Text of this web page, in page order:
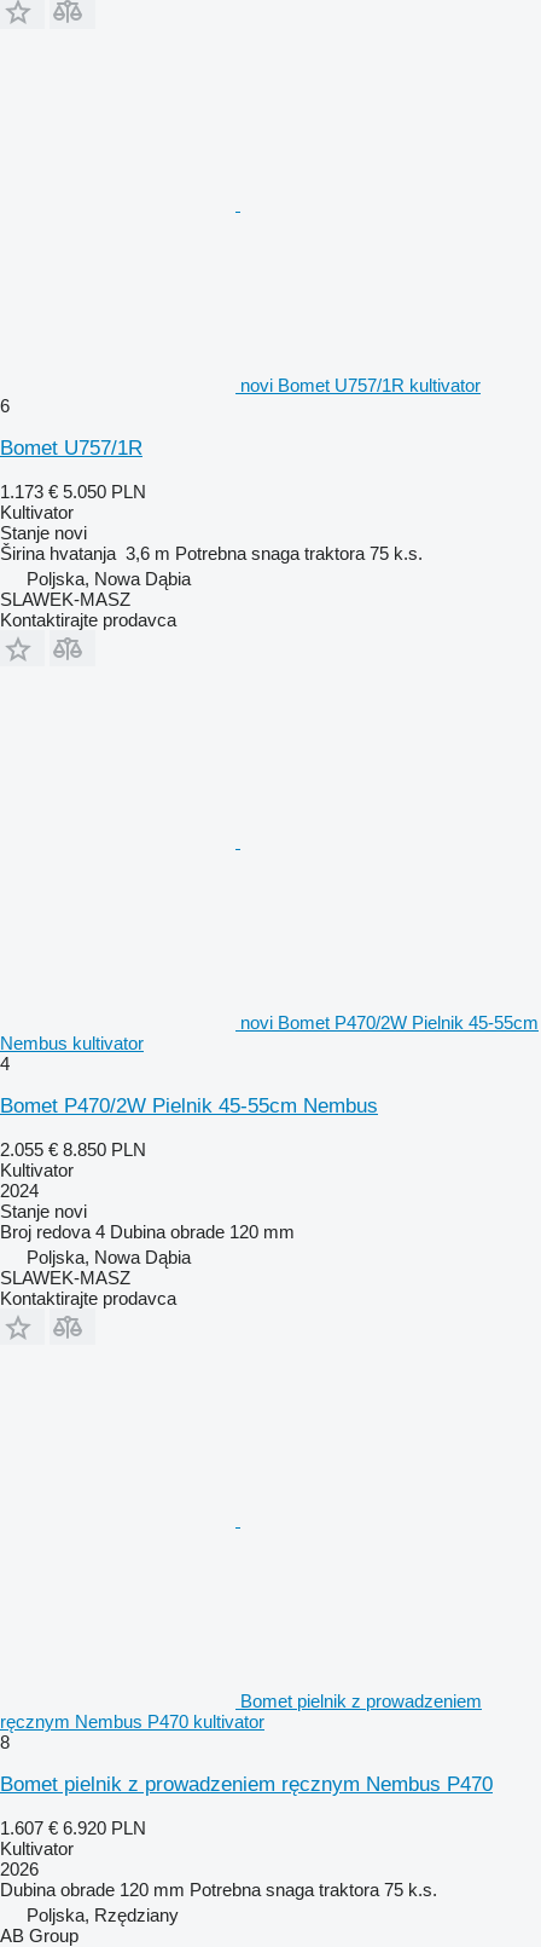
novi Bomet U757/1R kultivator
6
Bomet U757/1R
1.173 € 5.050 PLN
Kultivator
Stanje novi
Širina hvatanja 3,6 m Potrebna snaga traktora 75 k.s.
Poljska, Nowa Dąbia
SLAWEK-MASZ
Kontaktirajte prodavca
novi Bomet P470/2W Pielnik 45-55cm
Nembus kultivator
4
Bomet P470/2W Pielnik 45-55cm Nembus
2.055 € 8.850 PLN
Kultivator
2024
Stanje novi
Broj redova 4 Dubina obrade 120 mm
Poljska, Nowa Dąbia
SLAWEK-MASZ
Kontaktirajte prodavca
Bomet pielnik z prowadzeniem
ręcznym Nembus P470 kultivator
8
Bomet pielnik z prowadzeniem ręcznym Nembus P470
1.607 € 6.920 PLN
Kultivator
2026
Dubina obrade 120 mm Potrebna snaga traktora 75 k.s.
Poljska, Rzędziany
AB Group